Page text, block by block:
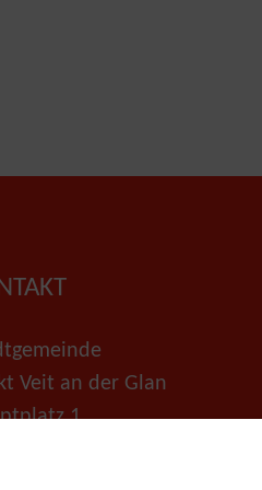
Veit an der Glan
1